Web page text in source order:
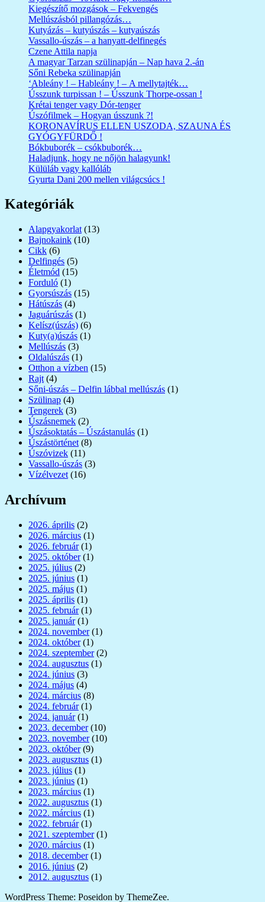
Kiegészítő mozgások – Fekvengés
Mellúszásból pillangózás…
Kutyázás – kutyúszás – kutyaúszás
Vassallo-úszás – a hanyatt-delfinegés
Czene Attila napja
A magyar Tarzan szülinapján – Nap hava 2.-án
Sőni Rebeka szülinapján
‘Ableány ! – Hableány ! – A mellytajték…
Ússzunk turpissan ! – Ússzunk Thorpe-ossan !
Krétai tenger vagy Dór-tenger
Úszófilmek – Hogyan ússzunk ?!
KORONAVÍRUS ELLEN USZODA, SZAUNA ÉS
GYÓGYFÜRDŐ !
Bókbuborék – csókbuborék…
Haladjunk, hogy ne nőjön halagyunk!
Külüláb vagy kallóláb
Gyurta Dani 200 mellen világcsúcs !
Kategóriák
Alapgyakorlat (13)
Bajnokaink (10)
Cikk (6)
Delfingés (5)
Életmód (15)
Forduló (1)
Gyorsúszás (15)
Hátúszás (4)
Jaguárúszás (1)
Kelísz(úszás) (6)
Kuty(a)úszás (1)
Mellúszás (3)
Oldalúszás (1)
Otthon a vízben (15)
Rajt (4)
Sőni-úszás – Delfin lábbal mellúszás (1)
Szülinap (4)
Tengerek (3)
Úszásnemek (2)
Úszásoktatás – Úszástanulás (1)
Úszástörténet (8)
Úszóvizek (11)
Vassallo-úszás (3)
Vízélvezet (16)
Archívum
2026. április (2)
2026. március (1)
2026. február(1)
2025. október(1)
2025. július (2)
2025. június (1)
2025. május (1)
2025. április (1)
2025. február(1)
2025. január(1)
2024. november(1)
2024. október(1)
2024. szeptember(2)
2024. augusztus (1)
2024. június (3)
2024. május (4)
2024. március (8)
2024. február(1)
2024. január(1)
2023. december(10)
2023. november(10)
2023. október(9)
2023. augusztus (1)
2023. július (1)
2023. június (1)
2023. március (1)
2022. augusztus (1)
2022. március (1)
2022. február(1)
2021. szeptember(1)
2020. március (1)
2018. december(1)
2016. június (2)
2012. augusztus (1)
WordPress Theme: Poseidon by ThemeZee.